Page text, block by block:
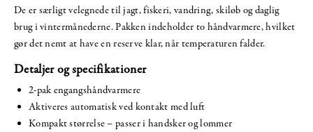
De er særligt velegnede til jagt, fiskeri, vandring, skiløb og daglig
brug i vintermånederne. Pakken indeholder to håndvarmere, hvilket
gør det nemt at have en reserve klar, når temperaturen falder.
Detaljer og specifikationer
2-pak engangshåndvarmere
Aktiveres automatisk ved kontakt med luft
Kompakt størrelse – passer i handsker og lommer